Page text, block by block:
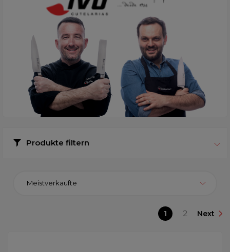
Produkte filtern
Meistverkaufte
1 2 Next